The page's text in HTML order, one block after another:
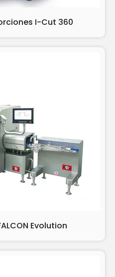
I-Cut 360
Evolution